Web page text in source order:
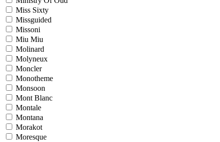
Miss Sixty
Missguided
Missoni
Miu Miu
Molinard
Molyneux
Moncler
Monotheme
Monsoon
Mont Blanc
Montale
Montana
Morakot
Moresque